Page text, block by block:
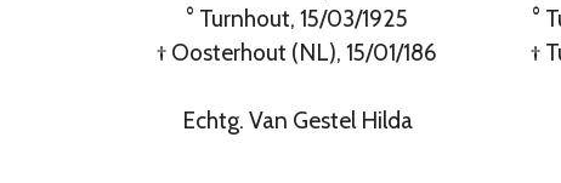
° Turnhout, 15/03/1925
† Oosterhout (NL), 15/01/186
Echtg. Van Gestel Hilda
°
†